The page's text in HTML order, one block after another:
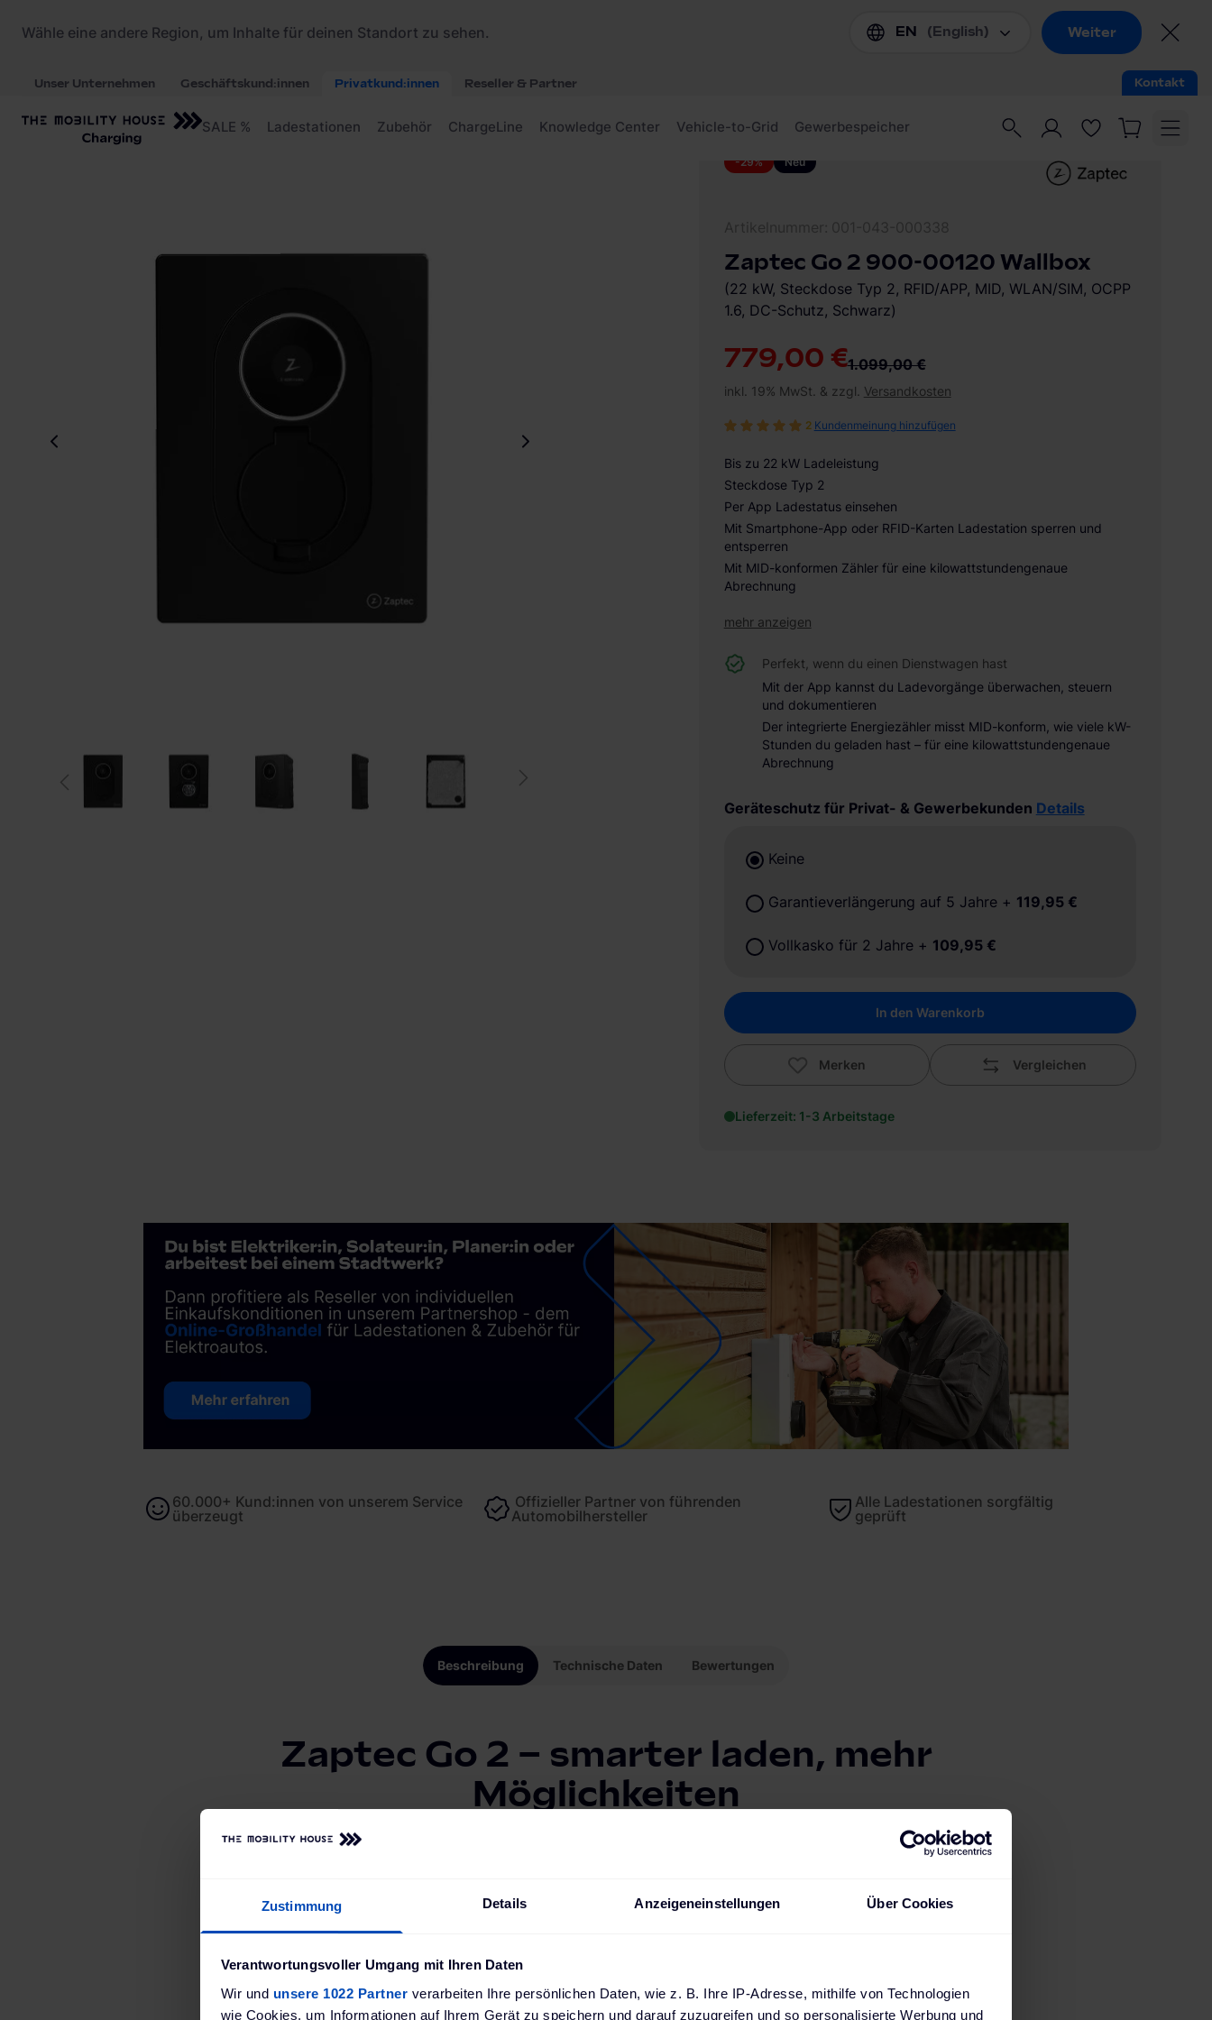
Zustimmung Details Anzeigeneinstellungen Über Cookies
Verantwortungsvoller Umgang mit Ihren Daten
Wir und unsere 1022 Partner verarbeiten Ihre persönlichen Daten, wie z. B. Ihre IP-Adresse, mithilfe von Technologien
wie Cookies, um Informationen auf Ihrem Gerät zu speichern und darauf zuzugreifen und so personalisierte Werbung und
Startseite / Ladestationen / Zaptec Go 2 900-00120 Wallbox
-29% Neu
779,00 €1.099,00 €
inkl. 19% MwSt. & zzgl. Versandkosten
2 Kundenmeinung hinzufügen
Bis zu 22 kW Ladeleistung
Steckdose Typ 2
Per App Ladestatus einsehen
Mit Smartphone-App oder RFID-Karten Ladestation sperren und
entsperren
Mit MID-konformen Zähler für eine kilowattstundengenaue
Abrechnung
mehr anzeigen
Geräteschutz für Privat- & Gewerbekunden Details
Keine
Garantieverlängerung auf 5 Jahre + 119,95 €
Vollkasko für 2 Jahre + 109,95 €
In den Warenkorb
Merken Vergleichen
Lieferzeit: 1-3 Arbeitstage
Zaptec Go 2 900-00120 Wallbox
(22 kW, Steckdose Typ 2, RFID/APP, MID, WLAN/SIM, OCPP
1.6, DC-Schutz, Schwarz)
Perfekt, wenn du einen Dienstwagen hast
Mit der App kannst du Ladevorgänge überwachen, steuern
und dokumentieren
Der integrierte Energiezähler misst MID-konform, wie viele kW-
Stunden du geladen hast – für eine kilowattstundengenaue
Abrechnung
60.000+ Kund:innen von unserem Service
überzeugt
Offizieller Partner von führenden
Automobilhersteller
Alle Ladestationen sorgfältig
geprüft
Beschreibung Technische Daten Bewertungen
Zaptec Go 2 – smarter laden, mehr
Möglichkeiten
Mit der Zaptec Go 2 lädst du dein Elektrofahrzeug sicher, effizient und komfortabel.
für ein smartes Ladeerlebnis.
Empfohlener Marketinginhalt